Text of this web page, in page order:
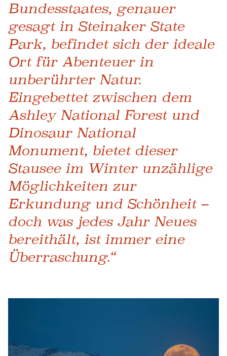
Bundesstaates, genauer
gesagt in Steinaker State
Park, befindet sich der ideale
Ort für Abenteuer in
unberührter Natur.
Eingebettet zwischen dem
Ashley National Forest und
Dinosaur National
Monument, bietet dieser
Stausee im Winter unzählige
Möglichkeiten zur
Erkundung und Schönheit –
doch was jedes Jahr Neues
bereithält, ist immer eine
Überraschung.“